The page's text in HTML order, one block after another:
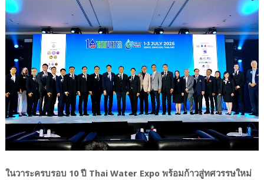
ในวาระครบรอบ 10 ปี Thai Water Expo พร้อมก้าวสู่ทศวรรษใหม่